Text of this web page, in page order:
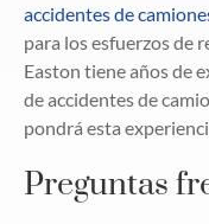
accidentes de
para los esfuerzos de
Easton tiene años de
de accidentes de
pondrá esta
Preguntas